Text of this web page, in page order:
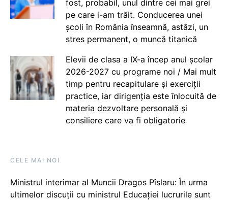
fost, probabil, unul dintre cei mai grei
pe care i-am trăit. Conducerea unei
școli în România înseamnă, astăzi, un
stres permanent, o muncă titanică
Elevii de clasa a IX-a încep anul școlar
2026-2027 cu programe noi / Mai mult
timp pentru recapitulare și exerciții
practice, iar dirigenția este înlocuită de
materia dezvoltare personală și
consiliere care va fi obligatorie
CELE MAI NOI
Ministrul interimar al Muncii Dragos Pîslaru: În urma
ultimelor discuții cu ministrul Educației lucrurile sunt